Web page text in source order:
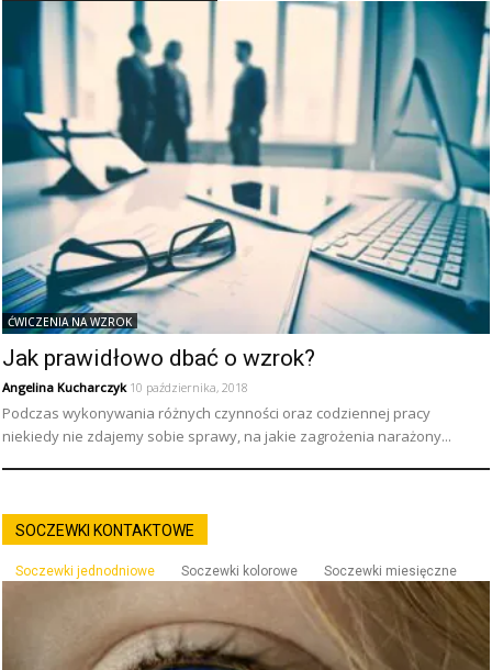
ĆWICZENIA NA WZROK
Jak prawidłowo dbać o wzrok?
Angelina Kucharczyk10 października, 2018
Podczas wykonywania różnych czynności oraz codziennej pracy
niekiedy nie zdajemy sobie sprawy, na jakie zagrożenia narażony...
SOCZEWKI KONTAKTOWE
Soczewki jednodniowe Soczewki kolorowe Soczewki miesięczne